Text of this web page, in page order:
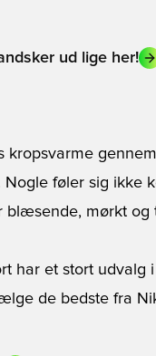
ud lige her!
kropsvarme
Nogle føler sig ikke
blæsende, mørkt og
har et stort
de bedste fra